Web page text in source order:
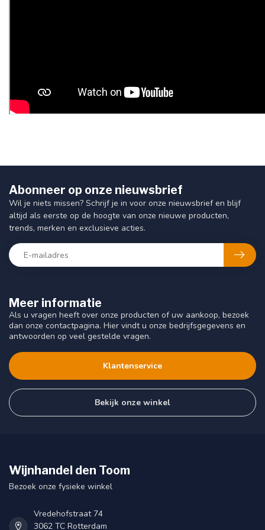
Meer informatie
Als u vragen heeft over onze producten of uw aankoop, bezoek
dan onze contactpagina. Hier vindt u onze bedrijfsgegevens en
antwoorden op veel gestelde vragen.
Klantenservice
Bekijk onze winkel
Abonneer op onze nieuwsbrief
Wil je niets missen? Schrijf je in voor onze nieuwsbrief en blijf
altijd als eerste op de hoogte van onze nieuwe producten,
trends, merken en exclusieve acties.
Wijnhandel den Toom
Bezoek onze fysieke winkel
Vredehofstraat 74
3062 TC Rotterdam